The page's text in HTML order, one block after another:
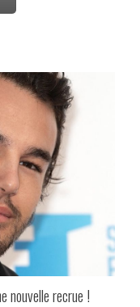
nouvelle recrue !